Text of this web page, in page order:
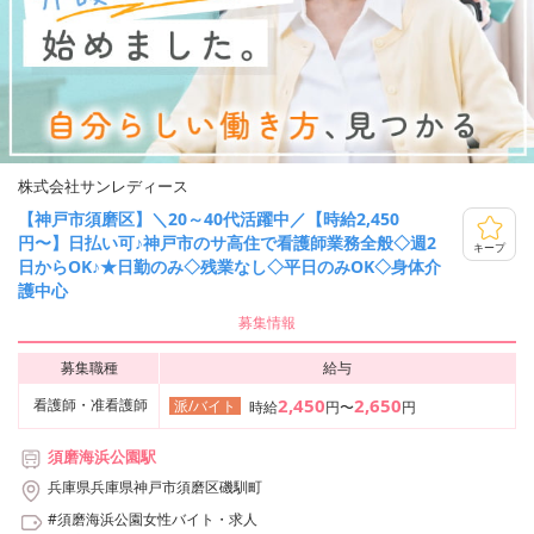
株式会社サンレディース
【神戸市須磨区】＼20～40代活躍中／【時給2,450
円〜】日払い可♪神戸市のサ高住で看護師業務全般◇週2
日からOK♪★日勤のみ◇残業なし◇平日のみOK◇身体介
護中心
キープ
募集情報
募集職種
給与
看護師・准看護師
派/バイト 時給2,450円〜2,650円
須磨海浜公園駅
兵庫県兵庫県神戸市須磨区磯馴町
#須磨海浜公園女性バイト・求人